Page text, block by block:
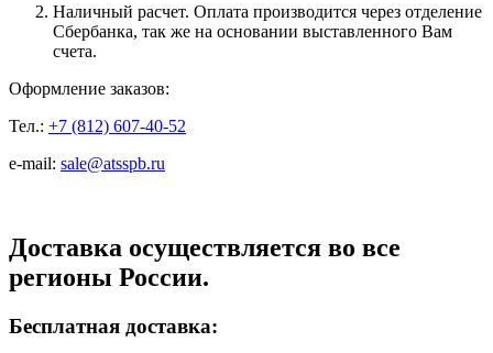
Наличный расчет. Оплата производится через отделение
Сбербанка, так же на основании выставленного Вам
счета.
Оформление заказов:
Тел.: +7 (812) 607-40-52
e-mail: sale@atsspb.ru
Доставка осуществляется во все
регионы России.
Бесплатная доставка: